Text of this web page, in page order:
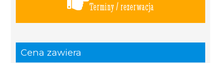
Terminy / rezerwacja
Cena zawiera